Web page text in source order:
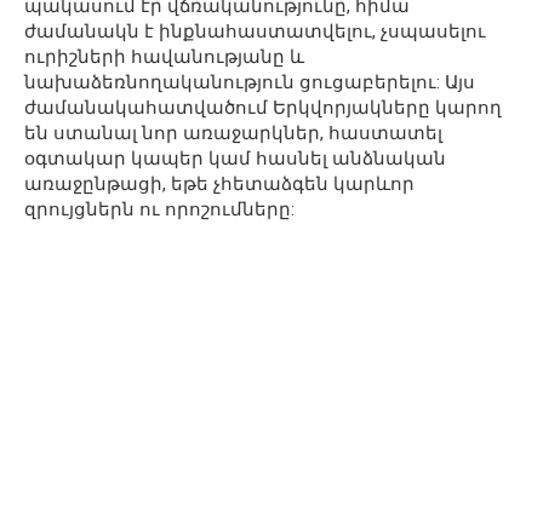
պակասում էր վճռականությունը, հիմա
ժամանակն է ինքնահաստատվելու, չսպասելու
ուրիշների հավանությանը և
նախաձեռնողականություն ցուցաբերելու: Այս
ժամանակահատվածում Երկվորյակները կարող
են ստանալ նոր առաջարկներ, հաստատել
օգտակար կապեր կամ հասնել անձնական
առաջընթացի, եթե չհետաձգեն կարևոր
զրույցներն ու որոշումները: